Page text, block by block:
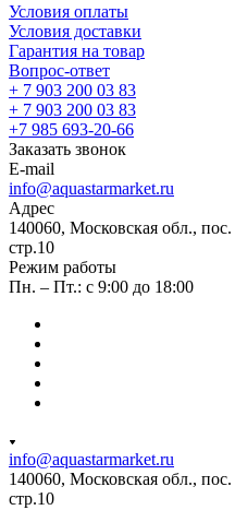
Условия оплаты
Условия доставки
Гарантия на товар
Вопрос-ответ
+ 7 903 200 03 83
+ 7 903 200 03 83
+7 985 693-20-66
Заказать звонок
E-mail
info@aquastarmarket.ru
Адрес
140060, Московская обл.,
стр.10
Режим работы
Пн. – Пт.: с 9:00 до 18:00
info@aquastarmarket.ru
140060, Московская обл.,
стр.10